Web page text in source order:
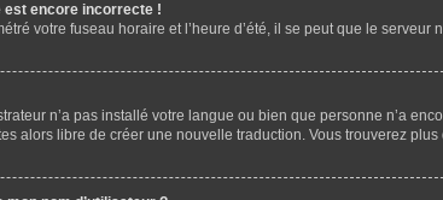
est encore incorrecte !
votre fuseau horaire et l’heure d’été, il se peut que le
n’a pas installé votre langue ou bien que personne n’a
alors libre de créer une nouvelle traduction. Vous trouverez